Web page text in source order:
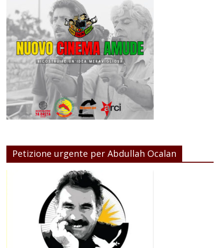
Petizione urgente per Abdullah Ocalan